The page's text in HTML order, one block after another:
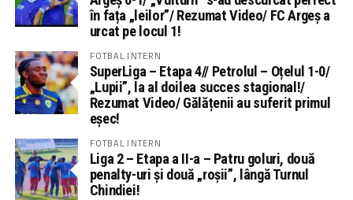
în fața „leilor”/ Rezumat Video/ FC Argeș a
urcat pe locul 1!
FOTBAL INTERN
SuperLiga – Etapa 4// Petrolul – Oțelul 1-0/
„Lupii”, la al doilea succes stagional!/
Rezumat Video/ Gălățenii au suferit primul
eșec!
FOTBAL INTERN
Liga 2 – Etapa a II-a – Patru goluri, două
penalty-uri și două „roșii”, lângă Turnul
Chindiei!